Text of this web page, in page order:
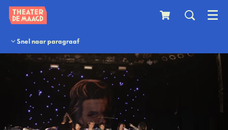
Menu
Snel naar paragraaf